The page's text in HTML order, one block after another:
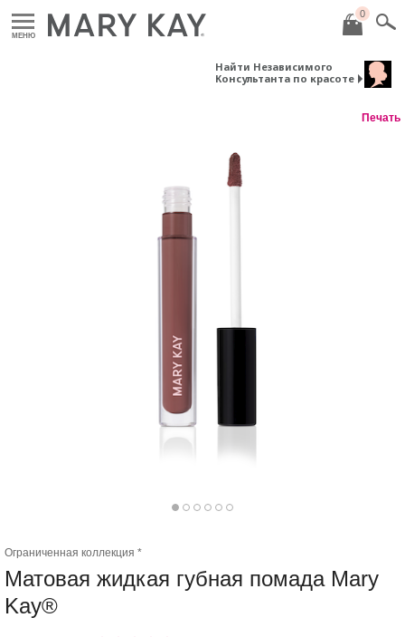
МЕНЮ
0
Найти Независимого
Консультанта по красоте
Печать
Ограниченная коллекция *
Матовая жидкая губная помада Mary
Kay®